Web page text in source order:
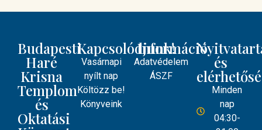
Budapesti
Haré
Krisna
Templom
és
Oktatási
Kapcsolódjunk!
Vasárnapi
nyílt nap
Költözz be!
Könyveink
Információ
Adatvédelem
ÁSZF
és
Minden
nap
04:30-